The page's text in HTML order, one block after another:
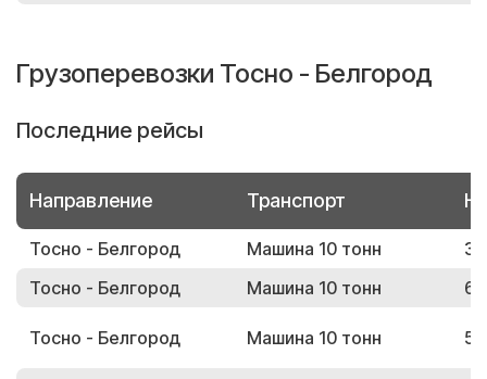
Грузоперевозки Тосно - Белгород
Последние рейсы
Направление Транспорт
Тосно - Белгород Машина 10 тонн
Тосно - Белгород
Машина 10 тонн
Тосно - Белгород Машина 10 тонн